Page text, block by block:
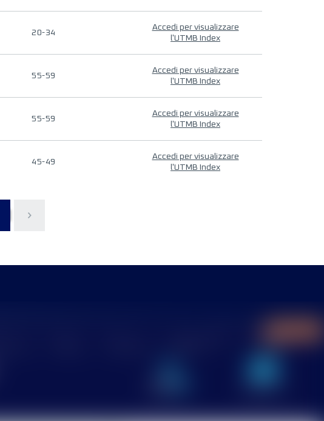
20-34
Accedi per visualizzare
l'UTMB Index
55-59
Accedi per visualizzare
l'UTMB Index
55-59
Accedi per visualizzare
l'UTMB Index
45-49
Accedi per visualizzare
l'UTMB Index